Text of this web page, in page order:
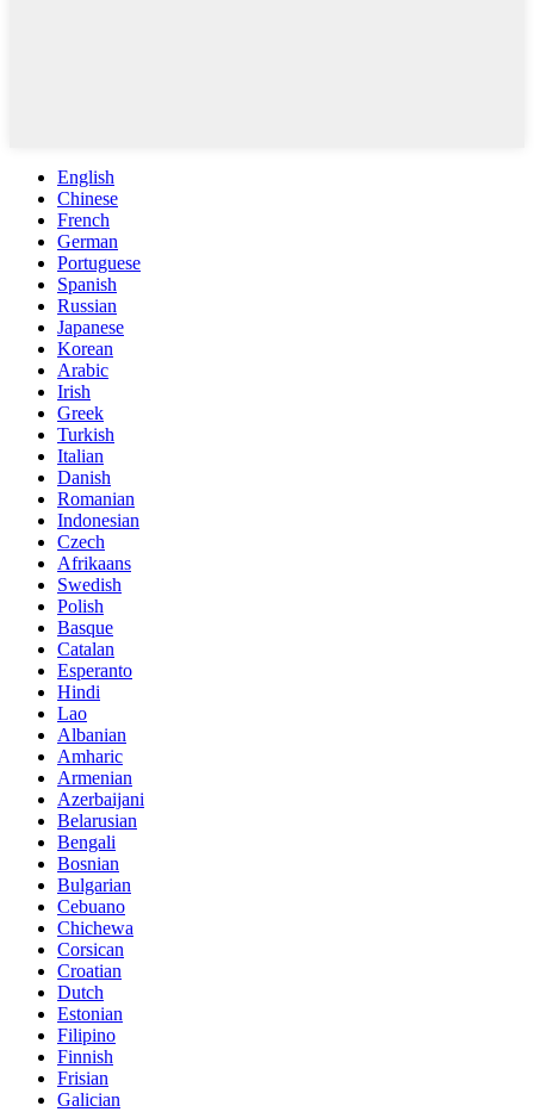
English
Chinese
French
German
Portuguese
Spanish
Russian
Japanese
Korean
Arabic
Irish
Greek
Turkish
Italian
Danish
Romanian
Indonesian
Czech
Afrikaans
Swedish
Polish
Basque
Catalan
Esperanto
Hindi
Lao
Albanian
Amharic
Armenian
Azerbaijani
Belarusian
Bengali
Bosnian
Bulgarian
Cebuano
Chichewa
Corsican
Croatian
Dutch
Estonian
Filipino
Finnish
Frisian
Galician